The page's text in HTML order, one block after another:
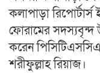
কলাপাড়া
ফোরামের সদস্যবৃন্দ
করেন
শরীফুল্লাহ রিয়াজ।